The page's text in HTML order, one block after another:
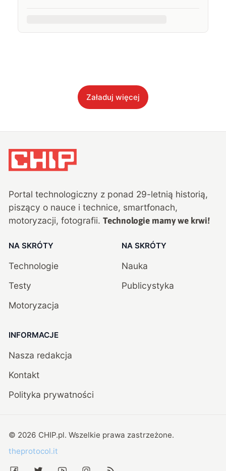
Załaduj więcej
Portal technologiczny z ponad 29-letnią historią,
piszący o nauce i technice, smartfonach,
motoryzacji, fotografii. Technologie mamy we krwi!
NA SKRÓTY
Technologie
Testy
Motoryzacja
NA SKRÓTY
Nauka
Publicystyka
INFORMACJE
Nasza redakcja
Kontakt
Polityka prywatności
© 2026 CHIP.pl. Wszelkie prawa zastrzeżone.
theprotocol.it